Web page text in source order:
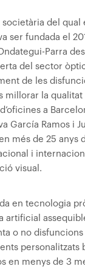
del qual
ser fundada el
Parra
del sector
de les
millorar la qualitat
a
García Ramos i
més de 25 anys
i
visual.
en tecnologia
artificial
o no
personalitzats
en menys de 3